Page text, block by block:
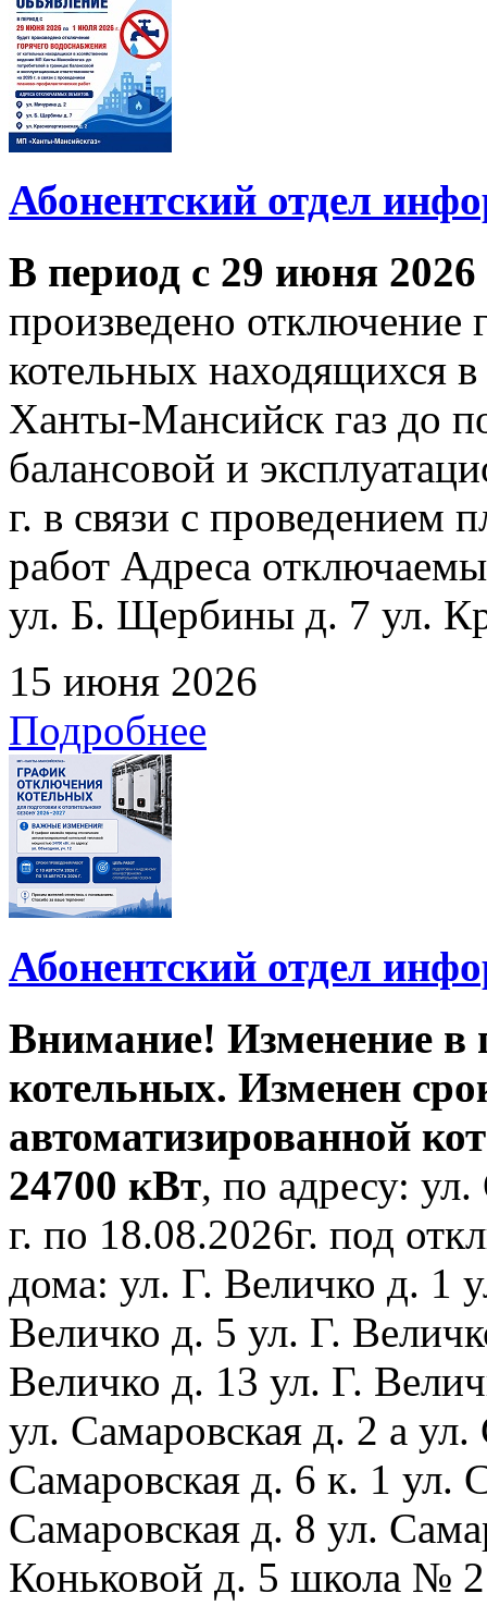
Абонентский отдел
В период с 29 июня
произведено отключение
котельных находящихся
Ханты-Мансийск газ до
балансовой и
г. в связи с проведением
работ Адреса
ул. Б. Щербины д. 7 ул.
15 июня 2026
Подробнее
Абонентский отдел
Внимание! Изменение в
котельных. Изменен
автоматизированной
24700 кВт, по адресу:
г. по 18.08.2026г. под
дома: ул. Г. Величко д. 1
Величко д. 5 ул. Г.
Величко д. 13 ул. Г.
ул. Самаровская д. 2 а
Самаровская д. 6 к. 1 ул.
Самаровская д. 8 ул.
Коньковой д. 5 школа №